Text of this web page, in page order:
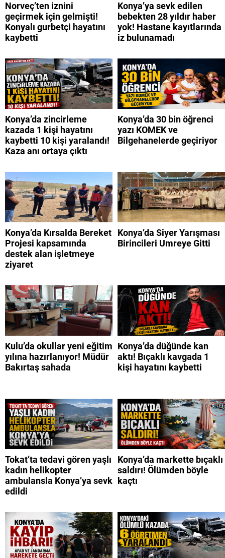
Norveç’ten iznini
geçirmek için gelmişti!
Konyalı gurbetçi hayatını
kaybetti
Konya’ya sevk edilen
bebekten 28 yıldır haber
yok! Hastane kayıtlarında
iz bulunamadı
Konya’da zincirleme
kazada 1 kişi hayatını
kaybetti 10 kişi yaralandı!
Kaza anı ortaya çıktı
Konya’da 30 bin öğrenci
yazı KOMEK ve
Bilgehanelerde geçiriyor
Konya’da Kırsalda Bereket
Projesi kapsamında
destek alan işletmeye
ziyaret
Konya’da Siyer Yarışması
Birincileri Umreye Gitti
Kulu’da okullar yeni eğitim
yılına hazırlanıyor! Müdür
Bakırtaş sahada
Konya’da düğünde kan
aktı! Bıçaklı kavgada 1
kişi hayatını kaybetti
Tokat’ta tedavi gören yaşlı
kadın helikopter
ambulansla Konya’ya sevk
edildi
Konya’da markette bıçaklı
saldırı! Ölümden böyle
kaçtı